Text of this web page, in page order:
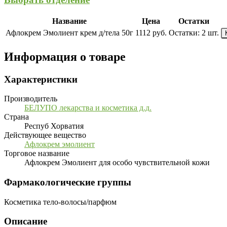
Название Цена
Остатки
Афлокрем Эмолиент крем д/тела 50г 1112 руб. Остатки: 2 шт.
Информация о товаре
Характеристики
Производитель
БЕЛУПО лекарства и косметика д.д.
Страна
Респуб Хорватия
Действующее вещество
Афлокрем эмолиент
Торговое название
Афлокрем Эмолиент для особо чувствительной кожи
Фармакологические группы
Косметика тело-волосы/парфюм
Описание